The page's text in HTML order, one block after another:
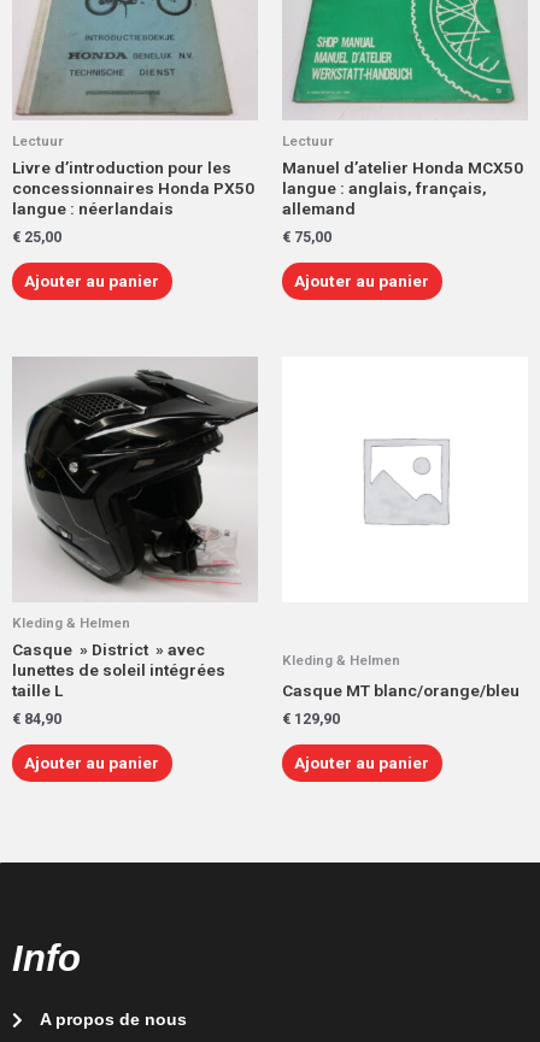
Lectuur
Livre d’introduction pour les
concessionnaires Honda PX50
langue : néerlandais
€ 25,00
Ajouter au panier
Lectuur
Manuel d’atelier Honda MCX50
langue : anglais, français,
allemand
€ 75,00
Ajouter au panier
Kleding & Helmen
Casque » District » avec
lunettes de soleil intégrées
taille L
€ 84,90
Ajouter au panier
Kleding & Helmen
Casque MT blanc/orange/bleu
€ 129,90
Ajouter au panier
Info
A propos de nous